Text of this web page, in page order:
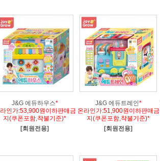
J&G 에듀하우스*
인가:53,900원이하판매금
지(쿠폰포함,착불기준)*
[회원전용]
J&G 에듀트레인*
온라인가:51,900원이하판매금
지(쿠폰포함,착불기준)*
[회원전용]